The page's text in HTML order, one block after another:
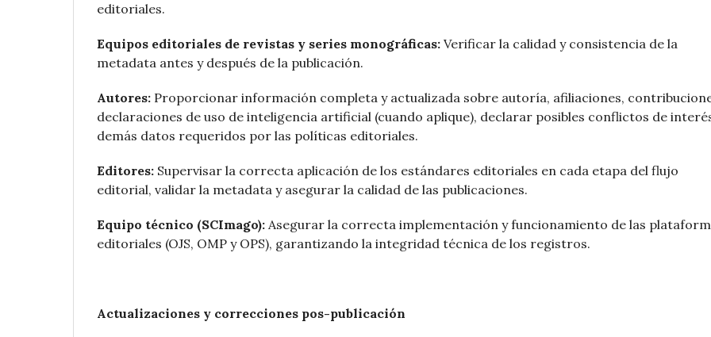
editoriales.
Equipos editoriales de revistas y series monográficas: Verificar la calidad y consistencia de la
metadata antes y después de la publicación.
Autores: Proporcionar información completa y actualizada sobre autoría, afiliaciones,
declaraciones de uso de inteligencia artificial (cuando aplique), declarar posibles conflictos de
demás datos requeridos por las políticas editoriales.
Editores: Supervisar la correcta aplicación de los estándares editoriales en cada etapa del flujo
editorial, validar la metadata y asegurar la calidad de las publicaciones.
Equipo técnico (SCImago): Asegurar la correcta implementación y funcionamiento de las
editoriales (OJS, OMP y OPS), garantizando la integridad técnica de los registros.
Actualizaciones y correcciones pos-publicación